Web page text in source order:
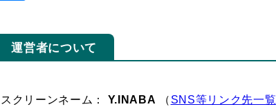
運営者について
スクリーンネーム： Y.INABA （ SNS等リンク先一覧